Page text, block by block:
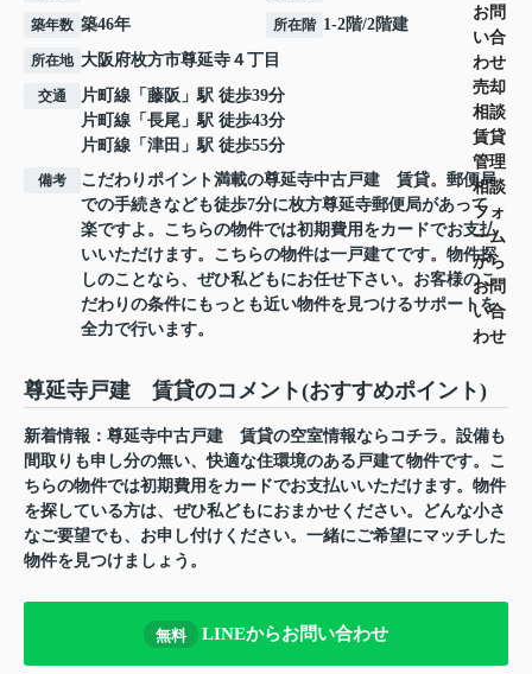
お問
い合
わせ
売却
相談
賃貸
管理
相談
フォ
ーム
から
お問
い合
わせ
築年数 築46年 所在階 1-2階/2階建
所在地 大阪府枚方市尊延寺 ４丁目
交通 片町線 「 藤阪 」駅 徒歩39分
片町線 「 長尾 」駅 徒歩43分
片町線 「 津田 」駅 徒歩55分
備考
こだわりポイント満載の尊延寺中古戸建 賃貸。郵便局
での手続きなども徒歩7分に枚方尊延寺郵便局があって
楽ですよ。こちらの物件では初期費用をカードでお支払
いいただけます。こちらの物件は一戸建てです。物件探
しのことなら、ぜひ私どもにお任せ下さい。お客様のこ
だわりの条件にもっとも近い物件を見つけるサポートを
全力で行います。
尊延寺戸建 賃貸のコメント(おすすめポイント)
新着情報：尊延寺中古戸建 賃貸の空室情報ならコチラ。設備も
間取りも申し分の無い、快適な住環境のある戸建て物件です。こ
ちらの物件では初期費用をカードでお支払いいただけます。物件
を探している方は、ぜひ私どもにおまかせください。どんな小さ
なご要望でも、お申し付けください。一緒にご希望にマッチした
物件を見つけましょう。
無料 LINEからお問い合わせ